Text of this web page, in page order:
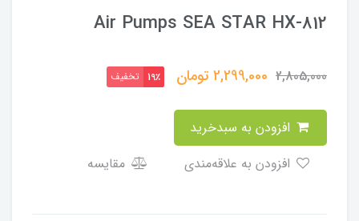
Air Pumps SEA STAR HX-812
2,805,000
2,299,000تومان 19٪ تخفیف
مقایسه